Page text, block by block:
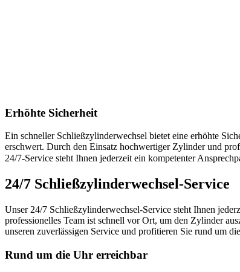
Erhöhte Sicherheit
Ein schneller Schließzylinderwechsel bietet eine erhöhte
erschwert.​ Durch den Einsatz hochwertiger Zylinder und
24/7 Schließzylinderwechsel-Service
Unser 24/7 Schließzylinderwechsel-Service steht Ihnen
professionelles Team ist schnell vor Ort, um den Zylinder
unseren zuverlässigen Service und profitieren Sie rund um
Rund um die Uhr erreichbar